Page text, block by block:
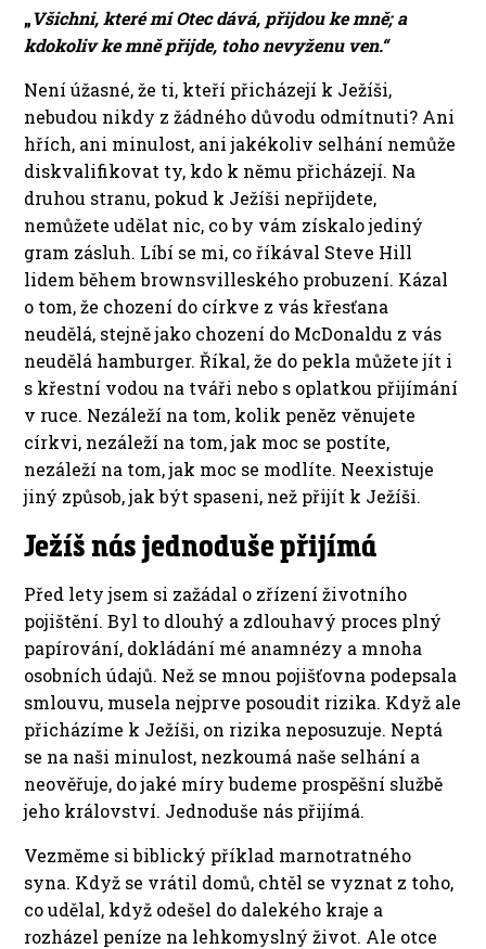
„Všichni, které mi Otec dává, přijdou ke mně; a
kdokoliv ke mně přijde, toho nevyženu ven.“
Není úžasné, že ti, kteří přicházejí k Ježíši,
nebudou nikdy z žádného důvodu odmítnuti? Ani
hřích, ani minulost, ani jakékoliv selhání nemůže
diskvalifikovat ty, kdo k němu přicházejí. Na
druhou stranu, pokud k Ježíši nepřijdete,
nemůžete udělat nic, co by vám získalo jediný
gram zásluh. Líbí se mi, co říkával Steve Hill
lidem během brownsvilleského probuzení. Kázal
o tom, že chození do církve z vás křesťana
neudělá, stejně jako chození do McDonaldu z vás
neudělá hamburger. Říkal, že do pekla můžete jít i
s křestní vodou na tváři nebo s oplatkou přijímání
v ruce. Nezáleží na tom, kolik peněz věnujete
církvi, nezáleží na tom, jak moc se postíte,
nezáleží na tom, jak moc se modlíte. Neexistuje
jiný způsob, jak být spaseni, než přijít k Ježíši.
Ježíš nás jednoduše přijímá
Před lety jsem si zažádal o zřízení životního
pojištění. Byl to dlouhý a zdlouhavý proces plný
papírování, dokládání mé anamnézy a mnoha
osobních údajů. Než se mnou pojišťovna podepsala
smlouvu, musela nejprve posoudit rizika. Když ale
přicházíme k Ježíši, on rizika neposuzuje. Neptá
se na naši minulost, nezkoumá naše selhání a
neověřuje, do jaké míry budeme prospěšní službě
jeho království. Jednoduše nás přijímá.
Vezměme si biblický příklad marnotratného
syna. Když se vrátil domů, chtěl se vyznat z toho,
co udělal, když odešel do dalekého kraje a
rozházel peníze na lehkomyslný život. Ale otce